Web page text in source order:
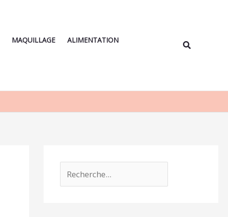
MAQUILLAGE
ALIMENTATION